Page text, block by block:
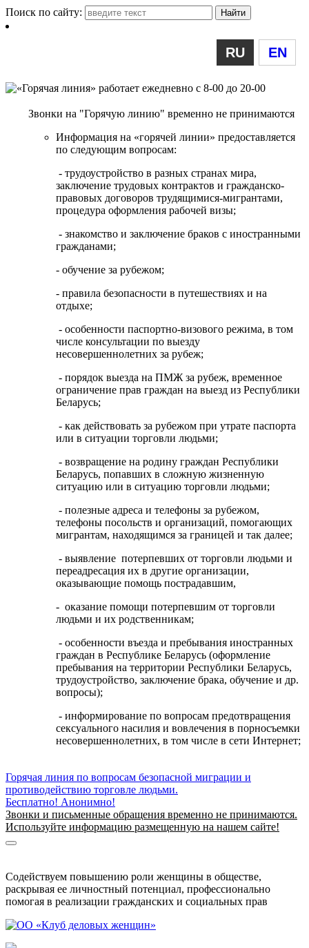
Поиск по сайту:
RU EN
Звонки на "Горячую линию" временно не принимаются
Информация на «горячей линии» предоставляется
по следующим вопросам:
- трудоустройство в разных странах мира,
заключение трудовых контрактов и гражданско-
правовых договоров трудящимися-мигрантами,
процедура оформления рабочей визы;
- знакомство и заключение браков с иностранными
гражданами;
- обучение за рубежом;
- правила безопасности в путешествиях и на
отдыхе;
- особенности паспортно-визового режима, в том
числе консультации по выезду
несовершеннолетних за рубеж;
- порядок выезда на ПМЖ за рубеж, временное
ограничение прав граждан на выезд из Республики
Беларусь;
- как действовать за рубежом при утрате паспорта
или в ситуации торговли людьми;
- возвращение на родину граждан Республики
Беларусь, попавших в сложную жизненную
ситуацию или в ситуацию торговли людьми;
- полезные адреса и телефоны за рубежом,
телефоны посольств и организаций, помогающих
мигрантам, находящимся за границей и так далее;
- выявление потерпевших от торговли людьми и
переадресация их в другие организации,
оказывающие помощь пострадавшим,
- оказание помощи потерпевшим от торговли
людьми и их родственникам;
- особенности въезда и пребывания иностранных
граждан в Республике Беларусь (оформление
пребывания на территории Республики Беларусь,
трудоустройство, заключение брака, обучение и др.
вопросы);
- информирование по вопросам предотвращения
сексуального насилия и вовлечения в порносъемки
несовершеннолетних, в том числе в сети Интернет;
Горячая линия по вопросам безопасной миграции и
противодействию торговле людьми.
Бесплатно! Анонимно!
Звонки и письменные обращения временно не принимаются.
Используйте информацию размещенную на нашем сайте!
Содействуем повышению роли женщины в обществе,
раскрывая ее личностный потенциал, профессионально
помогая в реализации гражданских и социальных прав